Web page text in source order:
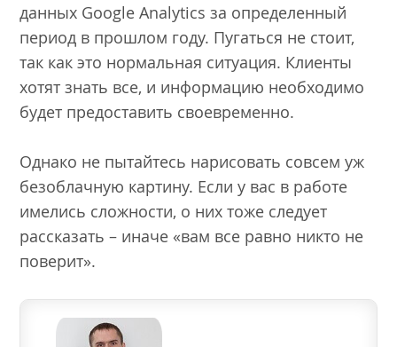
данных Google Analytics за определенный
период в прошлом году. Пугаться не стоит,
так как это нормальная ситуация. Клиенты
хотят знать все, и информацию необходимо
будет предоставить своевременно.
Однако не пытайтесь нарисовать совсем уж
безоблачную картину. Если у вас в работе
имелись сложности, о них тоже следует
рассказать – иначе «вам все равно никто не
поверит».